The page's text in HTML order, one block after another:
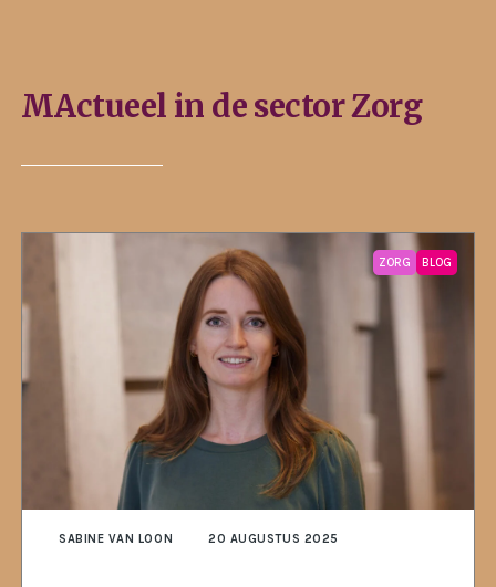
MActueel in de sector Zorg
SABINE VAN LOON 20 AUGUSTUS 2025
ZORG BLOG